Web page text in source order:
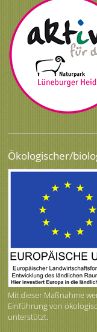
Ökologischer/
Mit dieser Maßnahme
Einführung von
unterstützt.